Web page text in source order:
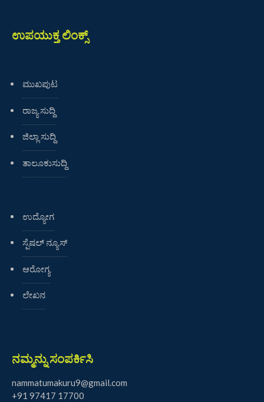
ಉಪಯುಕ್ತ ಲಿಂಕ್ಸ್
ಮುಖಪುಟ
ರಾಜ್ಯ ಸುದ್ದಿ
ಜಿಲ್ಲಾ ಸುದ್ದಿ
ತಾಲೂಕುಸುದ್ದಿ
ಉದ್ಯೋಗ
ಸ್ಪೆಷಲ್ ನ್ಯೂಸ್
ಆರೋಗ್ಯ
ಲೇಖನ
ನಮ್ಮನ್ನು ಸಂಪರ್ಕಿಸಿ
nammatumakuru9@gmail.com
+91 97417 17700